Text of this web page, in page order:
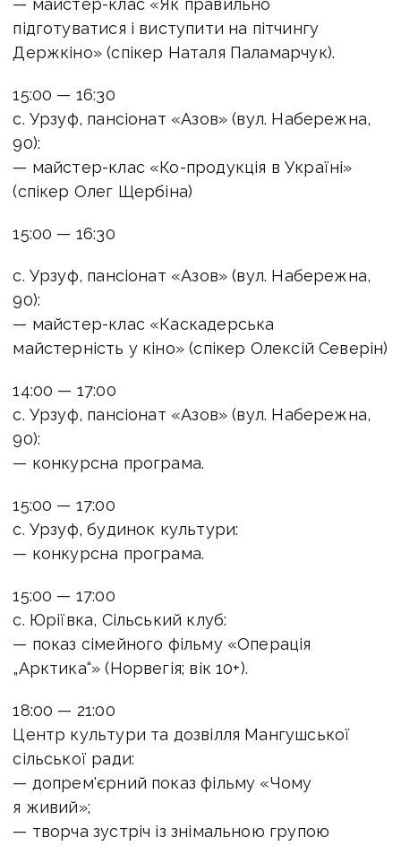
— майстер-клас «Як правильно
підготуватися і виступити на пітчингу
Держкіно» (спікер Наталя Паламарчук).
15:00 — 16:30
с. Урзуф, пансіонат «Азов» (вул. Набережна,
90):
— майстер-клас «Ко-продукція в Україні»
(спікер Олег Щербіна)
15:00 — 16:30
с. Урзуф, пансіонат «Азов» (вул. Набережна,
90):
— майстер-клас «Каскадерська
майстерність у кіно» (спікер Олексій Северін)
14:00 — 17:00
с. Урзуф, пансіонат «Азов» (вул. Набережна,
90):
— конкурсна програма.
15:00 — 17:00
с. Урзуф, будинок культури:
— конкурсна програма.
15:00 — 17:00
с. Юріївка, Сільський клуб:
— показ сімейного фільму «Операція
„Арктика“» (Норвегія; вік 10+).
18:00 — 21:00
Центр культури та дозвілля Мангушської
сільської ради:
— допрем'єрний показ фільму «Чому
я живий»;
— творча зустріч із знімальною групою